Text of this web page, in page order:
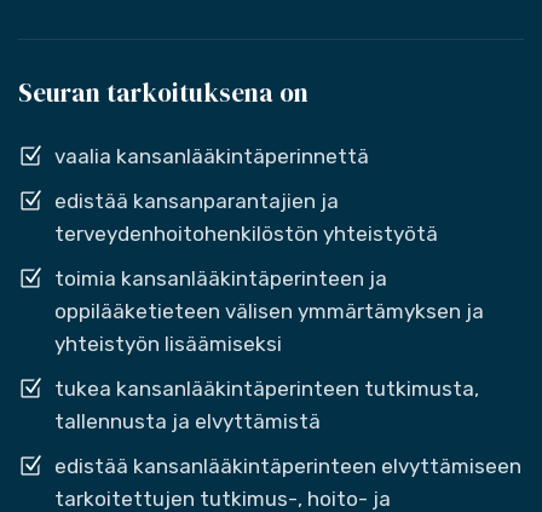
Seuran tarkoituksena on
vaalia kansanlääkintäperinnettä
edistää kansanparantajien ja
terveydenhoitohenkilöstön yhteistyötä
toimia kansanlääkintäperinteen ja
oppilääketieteen välisen ymmärtämyksen ja
yhteistyön lisäämiseksi
tukea kansanlääkintäperinteen tutkimusta,
tallennusta ja elvyttämistä
edistää kansanlääkintäperinteen elvyttämiseen
tarkoitettujen tutkimus-, hoito- ja